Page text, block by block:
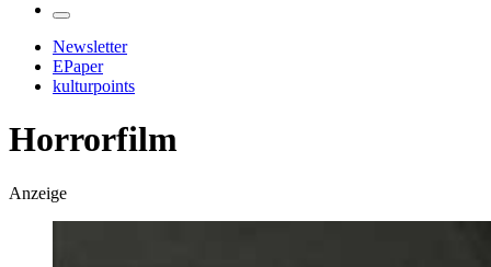
Newsletter
EPaper
kulturpoints
Horrorfilm
Anzeige